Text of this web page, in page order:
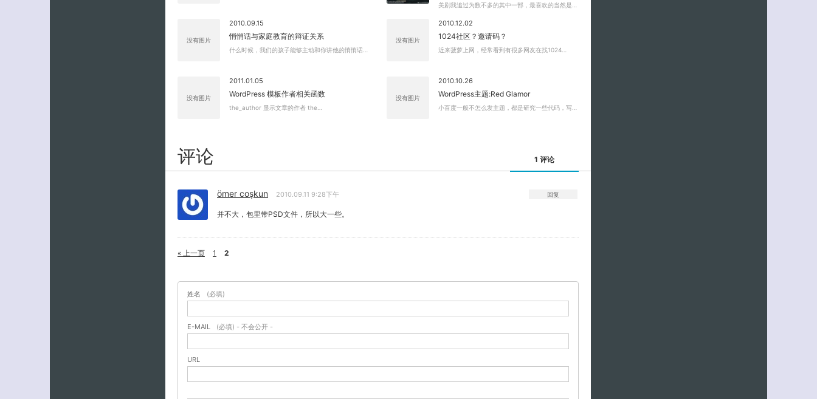
美剧我追过为数不多的其中一部，最喜欢的当然是…
没有图片
2010.09.15
悄悄话与家庭教育的辩证关系
什么时候，我们的孩子能够主动和你讲他的悄悄话…
没有图片
2010.12.02
1024社区？邀请码？
近来菠萝上网，经常看到有很多网友在找1024…
没有图片
2011.01.05
WordPress 模板作者相关函数
the_author 显示文章的作者 the…
没有图片
2010.10.26
WordPress主题:Red Glamor
小百度一般不怎么发主题，都是研究一些代码，写…
评论 1 评论
ömer coşkun 2010.09.11 9:28下午
并不大，包里带PSD文件，所以大一些。
回复
« 上一页 1 2
姓名 (必填)
E-MAIL (必填) - 不会公开 -
URL